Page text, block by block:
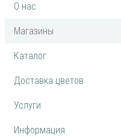
О нас
Магазины
Каталог
Доставка цветов
Услуги
Информация